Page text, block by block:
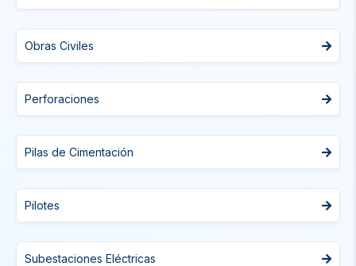
Obras Civiles
Perforaciones
Pilas de Cimentación
Pilotes
Subestaciones Eléctricas